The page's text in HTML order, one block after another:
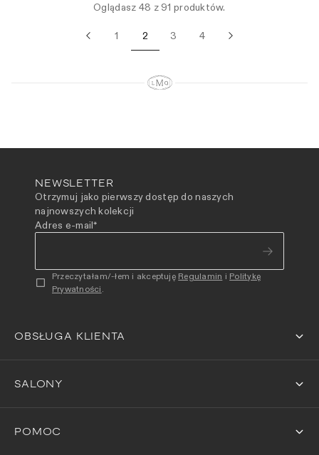
Oglądasz 48 z 91 produktów.
1 2 3 4
OBSŁUGA KLIENTA
SALONY
POMOC
NEWSLETTER
Otrzymuj jako pierwszy dostęp do naszych
najnowszych kolekcji
Adres e-mail*
Przeczytałam/-łem i akceptuję Regulamin i Politykę
Prywatności .